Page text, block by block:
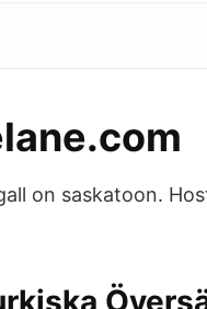
on saskatoon.